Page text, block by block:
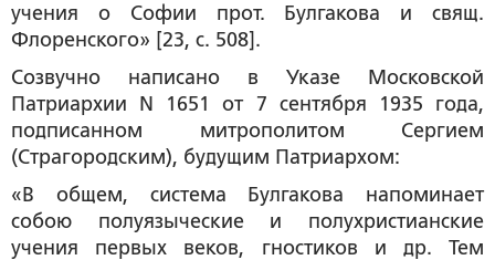
учения о Софии прот. Булгакова и свящ.
Флоренского» [23, с. 508].
Созвучно написано в Указе Московской
Патриархии N 1651 от 7 сентября 1935 года,
подписанном митрополитом Сергием
(Страгородским), будущим Патриархом:
«В общем, система Булгакова напоминает
собою полуязыческиеи полухристианские
учения первых веков, гностиков и др. Тем